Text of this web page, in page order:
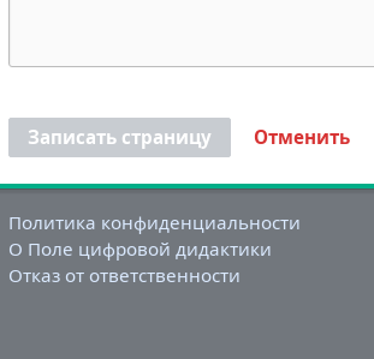
Записать страницу Отменить
Политика конфиденциальности
О Поле цифровой дидактики
Отказ от ответственности